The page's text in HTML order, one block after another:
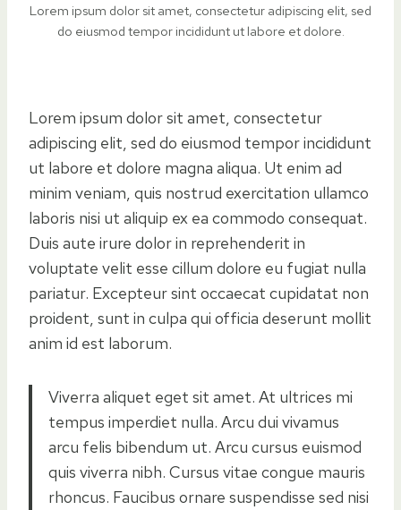
Lorem ipsum dolor sit amet, consectetur adipiscing elit, sed
do eiusmod tempor incididunt ut labore et dolore.
Lorem ipsum dolor sit amet, consectetur
adipiscing elit, sed do eiusmod tempor incididunt
ut labore et dolore magna aliqua. Ut enim ad
minim veniam, quis nostrud exercitation ullamco
laboris nisi ut aliquip ex ea commodo consequat.
Duis aute irure dolor in reprehenderit in
voluptate velit esse cillum dolore eu fugiat nulla
pariatur. Excepteur sint occaecat cupidatat non
proident, sunt in culpa qui officia deserunt mollit
anim id est laborum.
Viverra aliquet eget sit amet. At ultrices mi
tempus imperdiet nulla. Arcu dui vivamus
arcu felis bibendum ut. Arcu cursus euismod
quis viverra nibh. Cursus vitae congue mauris
rhoncus. Faucibus ornare suspendisse sed nisi